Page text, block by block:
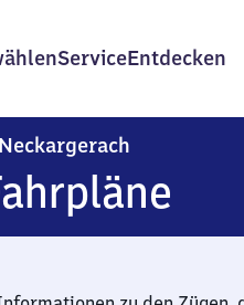
ServiceEntdecken
Neckargerach